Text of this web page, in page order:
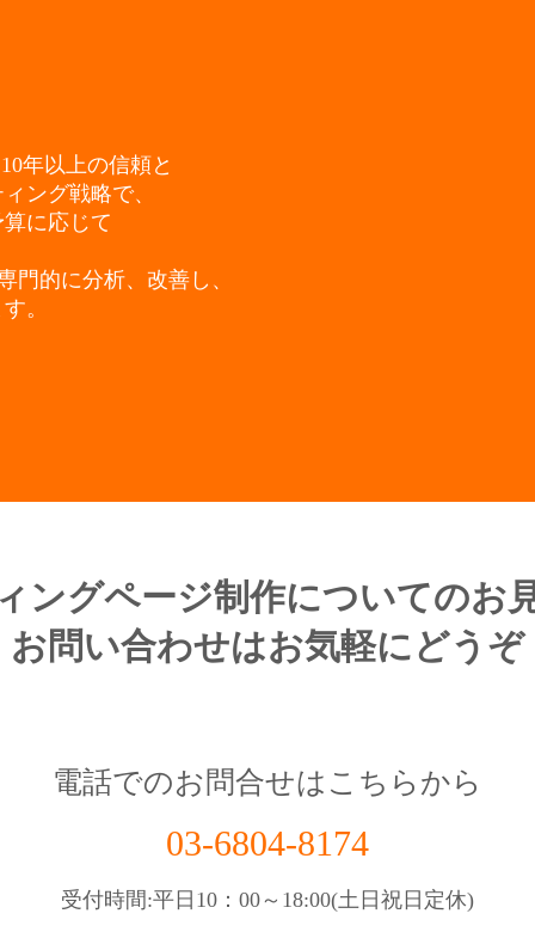
年以上の信頼と
ング戦略で、
に応じて
門的に分析、改善し、
。
ングページ制作についてのお
お問い合わせはお気軽にどうぞ
電話でのお問合せはこちらから
03-6804-8174
受付時間:平日10：00～18:00(土日祝日定休)